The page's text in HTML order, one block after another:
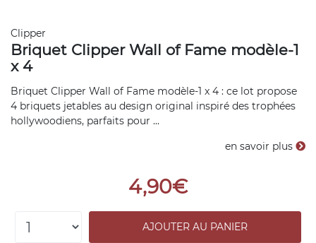
Clipper
Briquet Clipper Wall of Fame modèle-1
x 4
Briquet Clipper Wall of Fame modèle-1 x 4 : ce lot propose
4 briquets jetables au design original inspiré des trophées
hollywoodiens, parfaits pour ...
en savoir plus
4,90€